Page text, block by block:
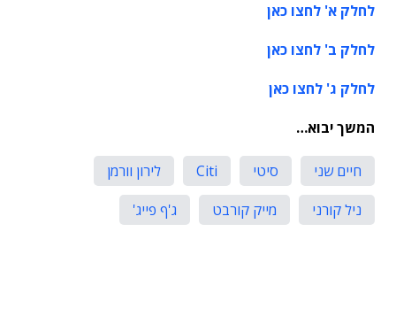
לחלק א' לחצו כאן
לחלק ב' לחצו כאן
לחלק ג' לחצו כאן
המשך יבוא…
חיים שני סיטי Citi
לירון וורמן
ניל קורני
מייק קורבט ג'ף פייג'